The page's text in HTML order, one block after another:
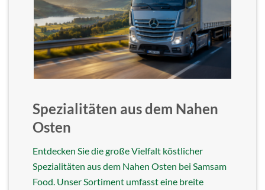
Spezialitäten aus dem Nahen
Osten
Entdecken Sie die große Vielfalt köstlicher
Spezialitäten aus dem Nahen Osten bei Samsam
Food. Unser Sortiment umfasst eine breite